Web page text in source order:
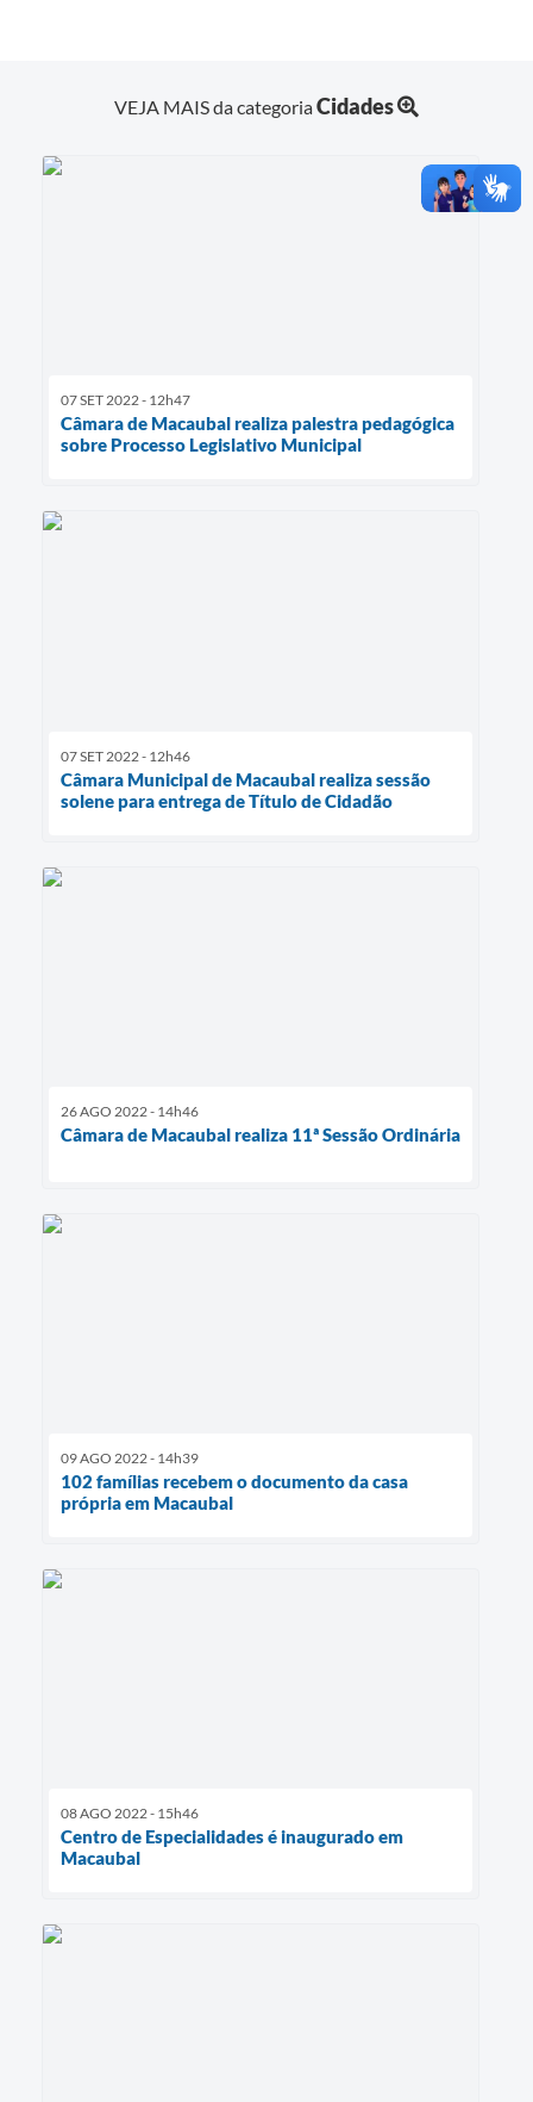
VEJA MAIS da categoriaCidades
07 SET 2022 - 12h47
Câmara de Macaubal realiza palestra pedagógica
sobre Processo Legislativo Municipal
07 SET 2022 - 12h46
Câmara Municipal de Macaubal realiza sessão
solene para entrega de Título de Cidadão
26 AGO 2022 - 14h46
Câmara de Macaubal realiza 11ª Sessão Ordinária
09 AGO 2022 - 14h39
102 famílias recebem o documento da casa
própria em Macaubal
08 AGO 2022 - 15h46
Centro de Especialidades é inaugurado em
Macaubal